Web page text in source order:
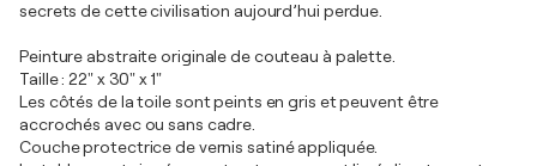
secrets de cette civilisation aujourd’hui perdue.
Peinture abstraite originale de couteau à palette.
Taille : 22" x 30" x 1"
Les côtés de la toile sont peints en gris et peuvent être
accrochés avec ou sans cadre.
Couche protectrice de vernis satiné appliquée.